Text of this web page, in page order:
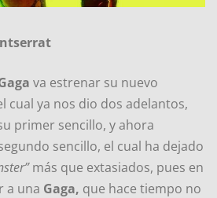
va estrenar su nuevo
cual ya nos dio dos adelantos,
primer sencillo, y ahora
sencillo, el cual ha dejado
más que extasiados, pues en
a una Gaga, que hace tiempo no